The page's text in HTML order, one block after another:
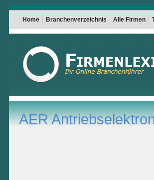
Home Branchenverzeichnis Alle Firmen
AER